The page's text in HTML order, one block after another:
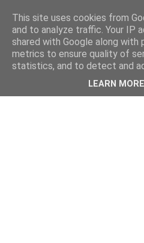
This site uses cookies from
and to analyze traffic. Your IP
shared with Google along with
metrics to ensure quality of
statistics, and to detect and
LEARN MORE